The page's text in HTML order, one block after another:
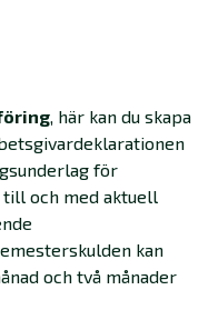
, här kan du skapa
för
och med aktuell
kan
och två månader